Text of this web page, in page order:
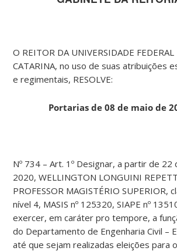
O REITOR DA UNIVERSIDADE FEDERAL
CATARINA, no uso de suas atribuições
e regimentais, RESOLVE:
Portarias de 08 de maio de
Nº 734 – Art. 1º Designar, a partir de 22
2020, WELLINGTON LONGUINI
PROFESSOR MAGISTÉRIO SUPERIOR,
nível 4, MASIS nº 125320, SIAPE nº
exercer, em caráter pro tempore, a
do Departamento de Engenharia Civil –
até que sejam realizadas eleições para